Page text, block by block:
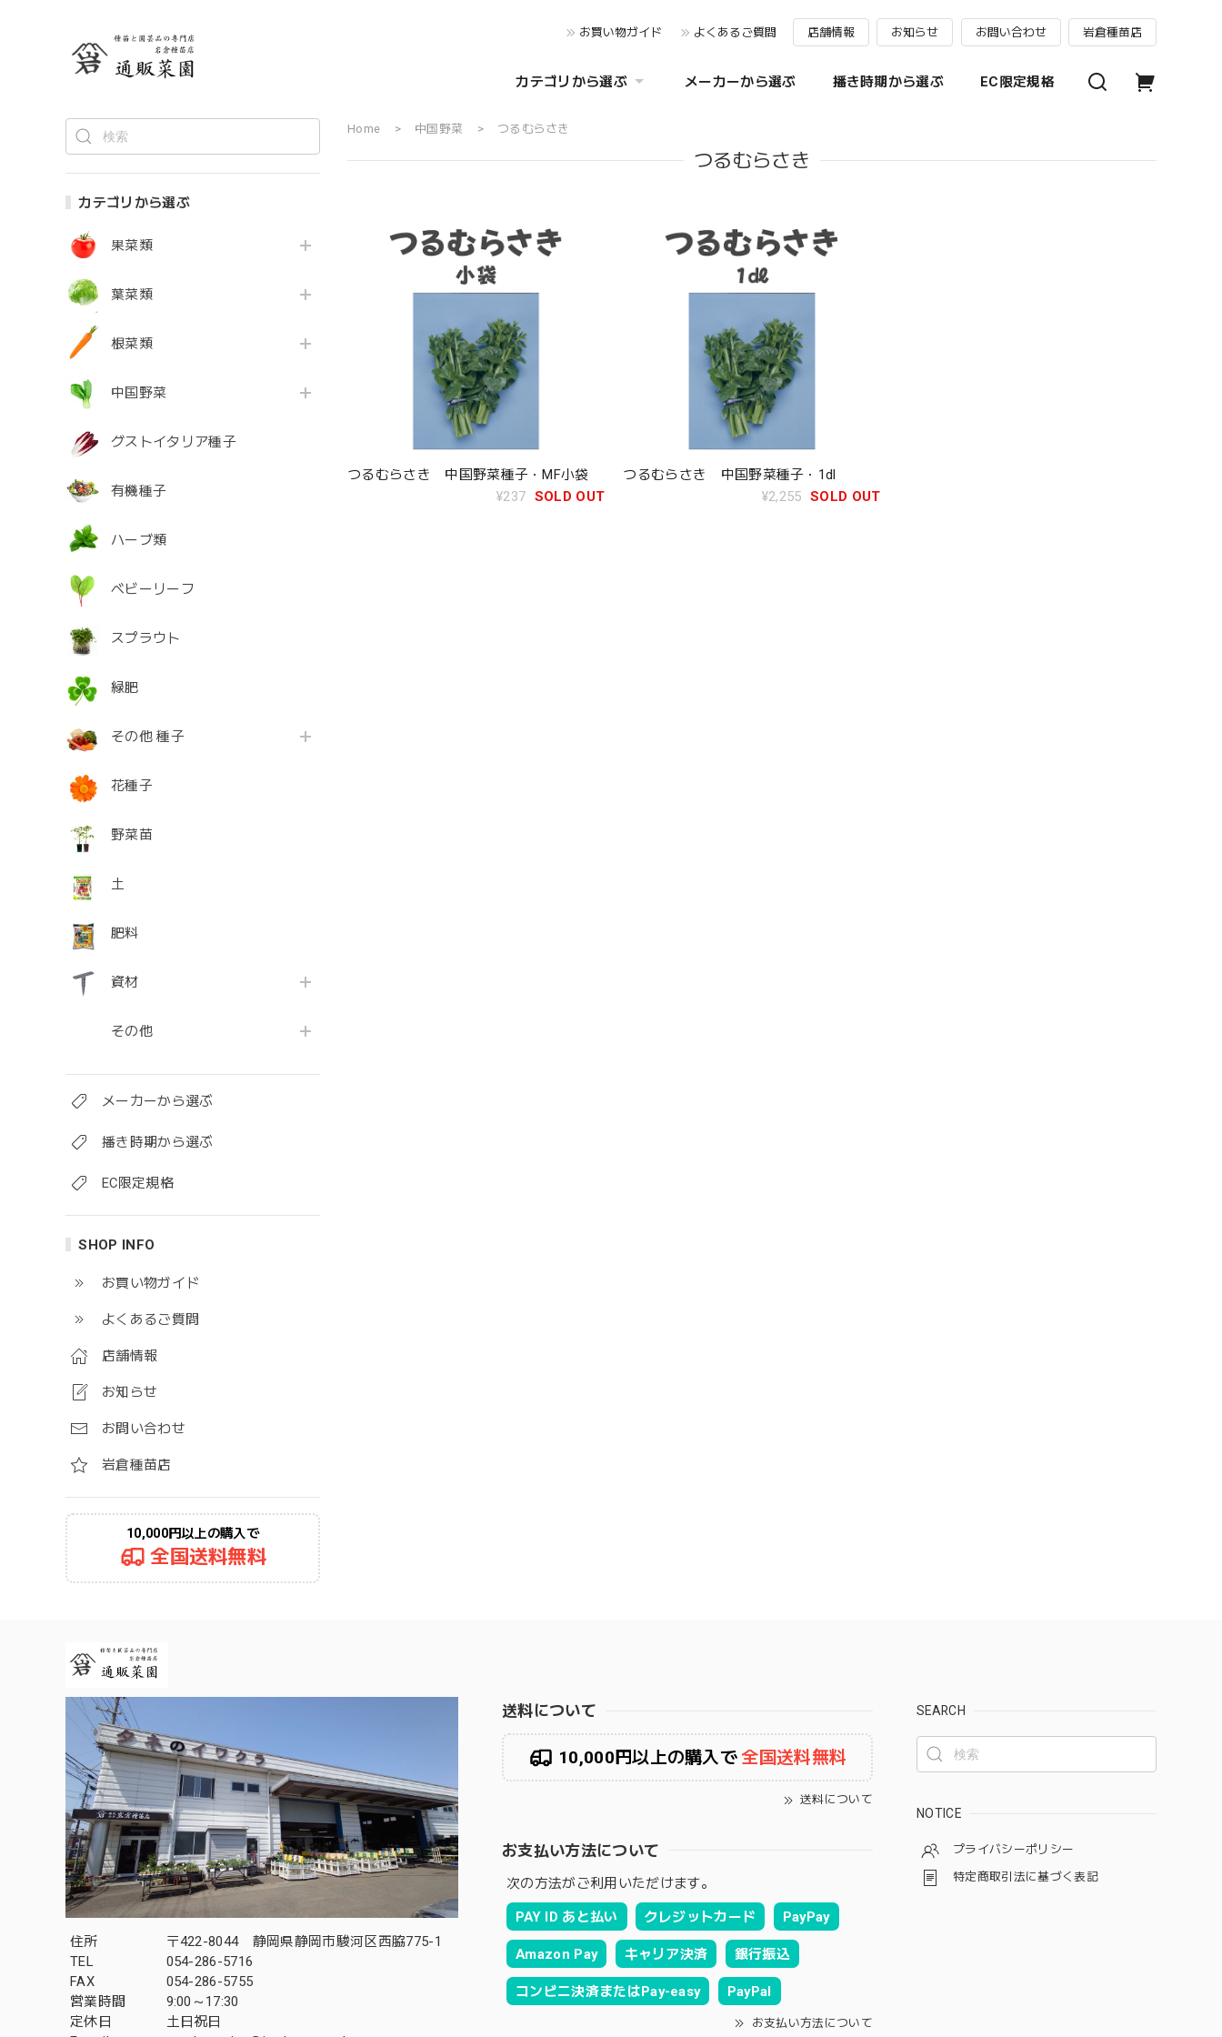
お買い物ガイド よくあるご質問 店舗情報 お知らせ お問い合わせ 岩倉種苗店
カテゴリから選ぶ メーカーから選ぶ 播き時期から選ぶ EC限定規格
カテゴリから選ぶ
果菜類
葉菜類
根菜類
中国野菜
グストイタリア種子
有機種子
ハーブ類
ベビーリーフ
スプラウト
緑肥
その他 種子
花種子
野菜苗
土
肥料
資材
その他
メーカーから選ぶ
播き時期から選ぶ
EC限定規格
SHOP INFO
お買い物ガイド
よくあるご質問
店舗情報
お知らせ
お問い合わせ
岩倉種苗店
10,000円以上の購入で
全国送料無料
Home 中国野菜 つるむらさき
つるむらさき
つるむらさき 中国野菜種子・MF小袋
¥237 SOLD OUT
つるむらさき 中国野菜種子・1dl
¥2,255 SOLD OUT
住所
〒422-8044 静岡県静岡市駿河区西脇775-1
TEL
054-286-5716
FAX
054-286-5755
営業時間
9:00～17:30
定休日
土日祝日
送料について
10,000円以上の購入で全国送料無料
送料について
お支払い方法について
次の方法がご利用いただけます。
PAY ID あと払い クレジットカード PayPay
Amazon Pay キャリア決済 銀行振込
コンビニ決済またはPay-easy PayPal
お支払い方法について
SEARCH
NOTICE
プライバシーポリシー
特定商取引法に基づく表記